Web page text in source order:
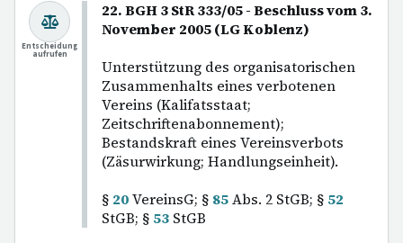
22. BGH 3 StR 333/05 - Beschluss vom 3.
November 2005 (LG Koblenz)
Unterstützung des organisatorischen
Zusammenhalts eines verbotenen
Vereins (Kalifatsstaat;
Zeitschriftenabonnement);
Bestandskraft eines Vereinsverbots
(Zäsurwirkung; Handlungseinheit).
§ 20VereinsG; § 85Abs. 2 StGB; § 52
StGB; § 53 StGB
Entscheidung
aufrufen